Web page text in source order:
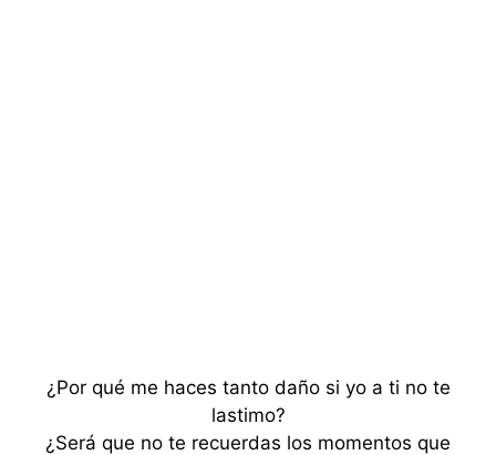
¿Por qué me haces tanto daño si yo a ti no te
lastimo?
¿Será que no te recuerdas los momentos que